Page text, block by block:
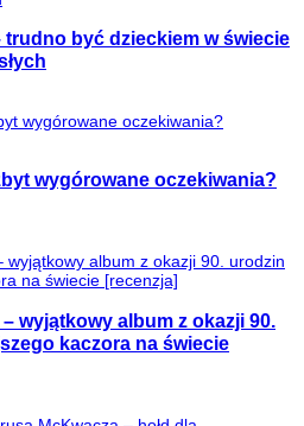
trudno być dzieckiem w świecie
wygórowane oczekiwania?
wyjątkowy album z okazji 90.
kaczora na świecie